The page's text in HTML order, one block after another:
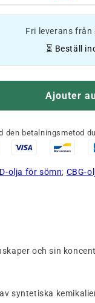
Fri leverans
⏳ Beställ
Ajouter
den betalningsmetod
olja för sömn; CBG-
och sin
syntetiska